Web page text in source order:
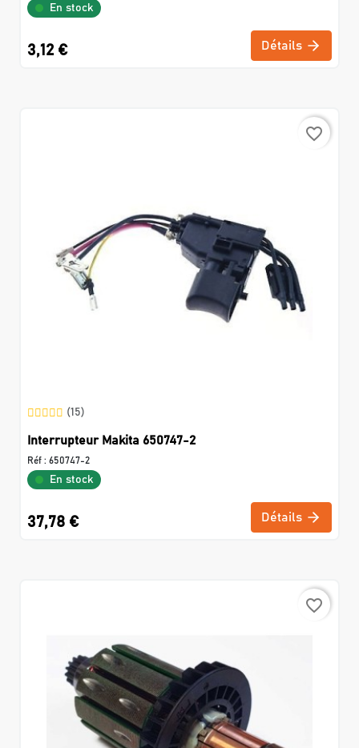
En stock
3,12 € Détails
favorite_border
(15)
Interrupteur Makita 650747-2
Réf : 650747-2
En stock
37,78 € Détails
favorite_border